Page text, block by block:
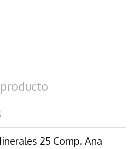
25 Comp. Ana